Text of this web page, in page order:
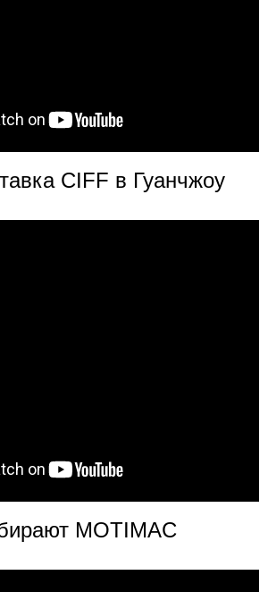
CIFF в Гуанчжоу
MOTIMAC